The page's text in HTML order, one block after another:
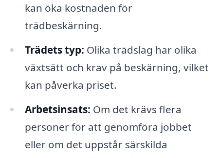
kan öka kostnaden för
trädbeskärning.
Trädets typ: Olika trädslag har olika
växtsätt och krav på beskärning, vilket
kan påverka priset.
Arbetsinsats: Om det krävs flera
personer för att genomföra jobbet
eller om det uppstår särskilda